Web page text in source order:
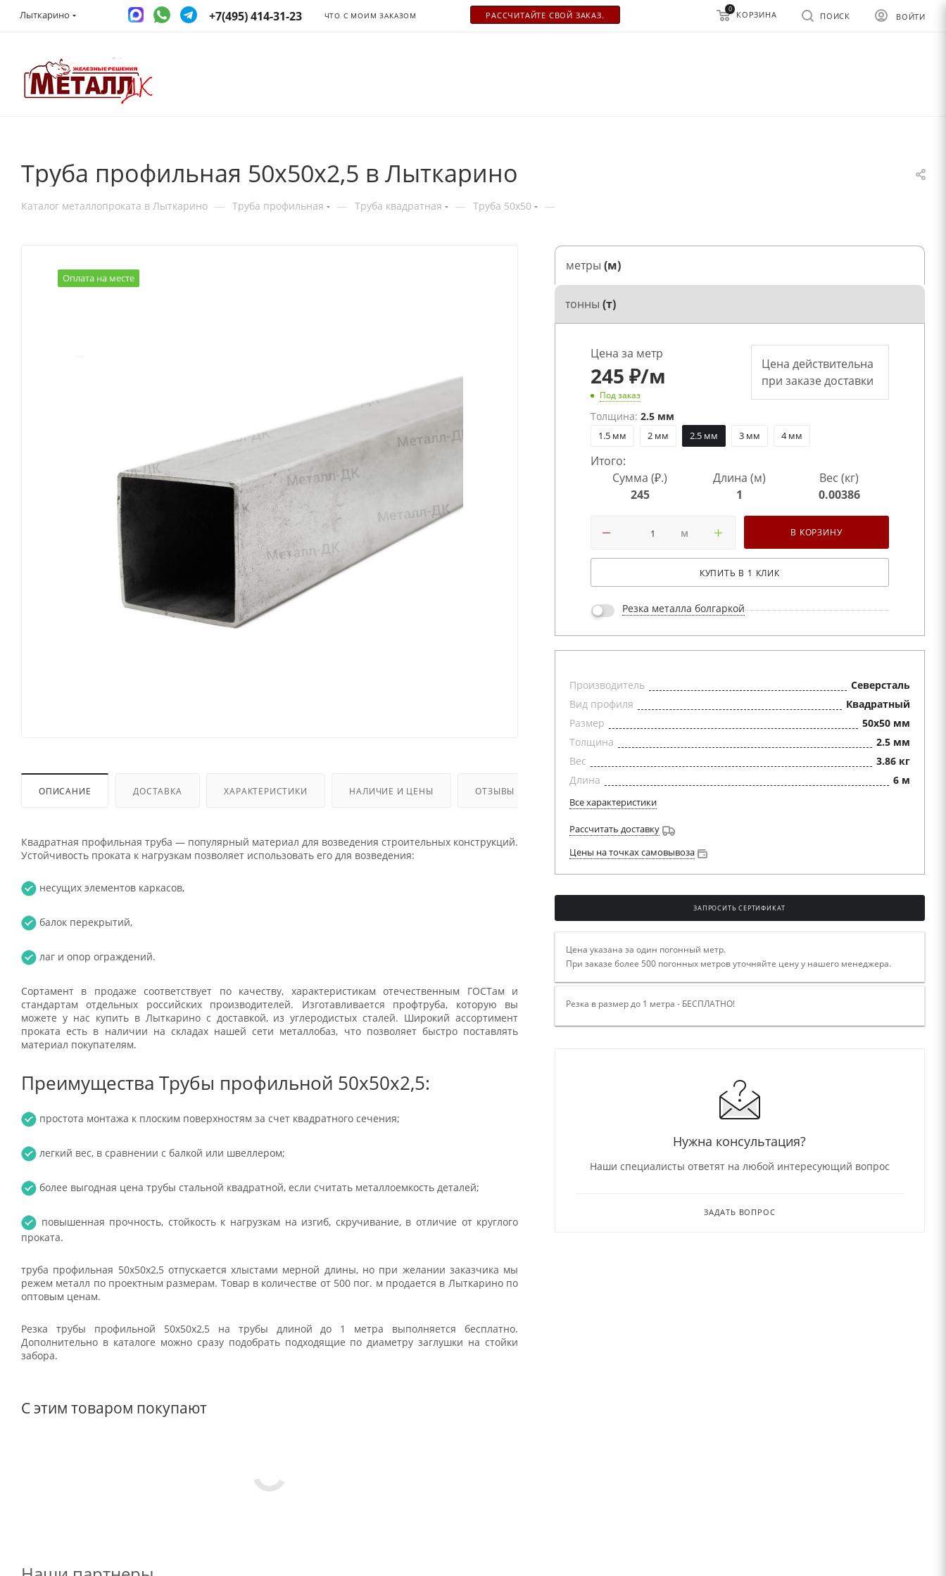
Лыткарино +7(495) 414-31-23 ЧТО С МОИМ ЗАКАЗОМ РАСCЧИТАЙТЕ СВОЙ ЗАКАЗ. ВОЙТИ
ПОИСК
0
КОРЗИНА
Труба профильная 50х50х2,5 в Лыткарино
Каталог металлопроката в Лыткарино — Труба профильная — Труба квадратная — Труба 50x50 —
Оплата на месте
ОПИСАНИЕ ДОСТАВКА ХАРАКТЕРИСТИКИ НАЛИЧИЕ И ЦЕНЫ ОТЗЫВЫ
Квадратная профильная труба — популярный материал для возведения строительных конструкций.
Устойчивость проката к нагрузкам позволяет использовать его для возведения:
несущих элементов каркасов,
балок перекрытий,
лаг и опор ограждений.
Сортамент в продаже соответствует по качеству, характеристикам отечественным ГОСТам и
стандартам отдельных российских производителей. Изготавливается профтруба, которую вы
можете у нас купить в Лыткарино с доставкой, из углеродистых сталей. Широкий ассортимент
проката есть в наличии на складах нашей сети металлобаз, что позволяет быстро поставлять
материал покупателям.
Преимущества Трубы профильной 50х50х2,5:
простота монтажа к плоским поверхностям за счет квадратного сечения;
легкий вес, в сравнении с балкой или швеллером;
более выгодная цена трубы стальной квадратной, если считать металлоемкость деталей;
повышенная прочность, стойкость к нагрузкам на изгиб, скручивание, в отличие от круглого
проката.
труба профильная 50х50х2,5 отпускается хлыстами мерной длины, но при желании заказчика мы
режем металл по проектным размерам. Товар в количестве от 500 пог. м продается в Лыткарино по
оптовым ценам.
Резка трубы профильной 50х50х2,5 на трубы длиной до 1 метра выполняется бесплатно.
Дополнительно в каталоге можно сразу подобрать подходящие по диаметру заглушки на стойки
забора.
С этим товаром покупают
метры (м)
тонны (т)
Цена за метр
245 ₽/м
Под заказ
Цена действительна
при заказе доставки
Толщина: 2.5 мм
1.5 мм 2 мм 2.5 мм 3 мм 4 мм
Итого:
Сумма (₽.)
245
Длина (м)
1
Вес (кг)
0.00386
м В КОРЗИНУ
КУПИТЬ В 1 КЛИК
Резка металла болгаркой
Производитель
Северсталь
Вид профиля
Квадратный
Размер
50x50 мм
Толщина
2.5 мм
Вес
3.86 кг
Длина
6 м
Все характеристики
Рассчитать доставку
Цены на точках самовывоза
ЗАПРОСИТЬ СЕРТИФИКАТ
Цена указана за один погонный метр.
При заказе более 500 погонных метров уточняйте цену у нашего менеджера.
Резка в размер до 1 метра - БЕСПЛАТНО!
Нужна консультация?
Наши специалисты ответят на любой интересующий вопрос
ЗАДАТЬ ВОПРОС